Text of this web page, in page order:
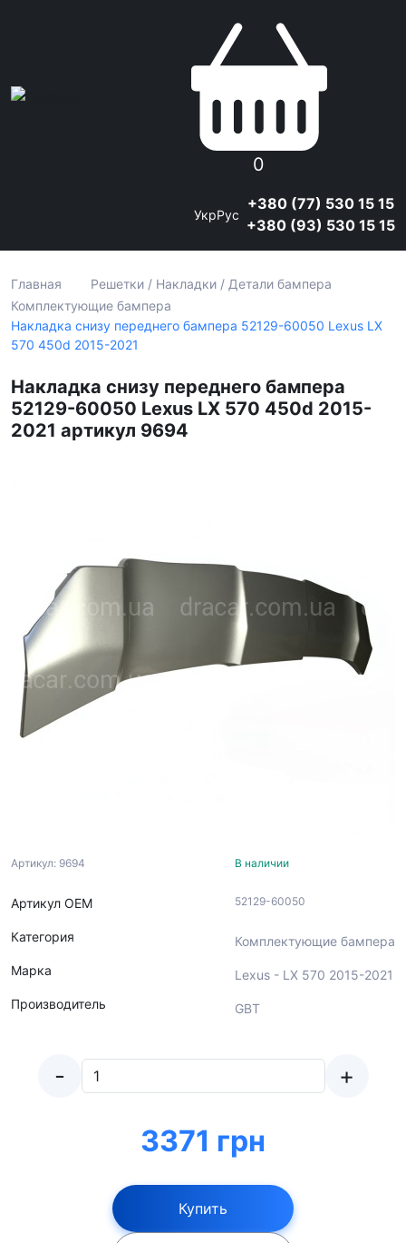
0
УкрРус
+380 (77) 530 15 15
+380 (93) 530 15 15
Главная
Решетки / Накладки / Детали бампера
Комплектующие бампера
Накладка снизу переднего бампера 52129-60050 Lexus LX
570 450d 2015-2021
Накладка снизу переднего бампера
52129-60050 Lexus LX 570 450d 2015-
2021 артикул 9694
Артикул: 9694
Артикул ОЕМ
Категория
Марка
Производитель
В наличии
52129-60050
Комплектующие бампера
Lexus - LX 570 2015-2021
GBT
- +
3371 грн
Купить